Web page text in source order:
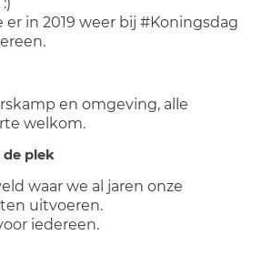
er in 2019 weer bij #Koningsdag
en omgeving, alle
welkom.
de plek
waar we al jaren onze
uitvoeren.
iedereen.